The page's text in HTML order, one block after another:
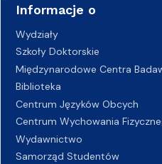
Informacje o
Wydziały
Szkoły Doktorskie
Międzynarodowe Centra
Biblioteka
Centrum Języków Obcych
Centrum Wychowania
Wydawnictwo
Samorząd Studentów